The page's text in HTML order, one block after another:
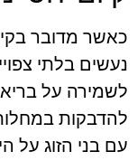
כאשר מדובר
נעשים בלתי
לשמירה על
להדבקות
עם בני הזוג על